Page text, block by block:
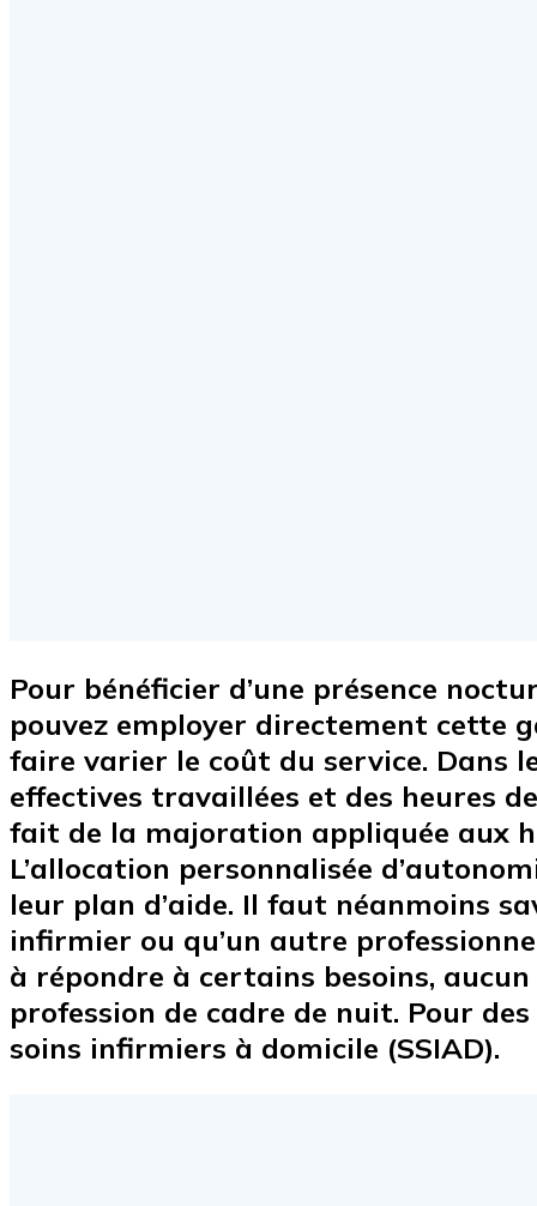
Pour bénéficier d’une présence
pouvez employer directement cette
faire varier le coût du service. Dans
effectives travaillées et des heures
fait de la majoration appliquée aux
L’allocation personnalisée
leur plan d’aide. Il faut néanmoins
infirmier ou qu’un autre
à répondre à certains besoins,
profession de cadre de nuit. Pour
soins infirmiers à domicile (SSIAD).